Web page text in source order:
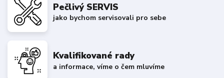
Pečlivý SERVIS
jako bychom servisovali pro sebe
Kvalifikované rady
a informace, víme o čem mluvíme